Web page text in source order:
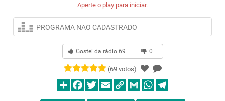
Aperte o play para iniciar.
PROGRAMA NÃO CADASTRADO
Gostei da rádio 69 0
(69 votos)